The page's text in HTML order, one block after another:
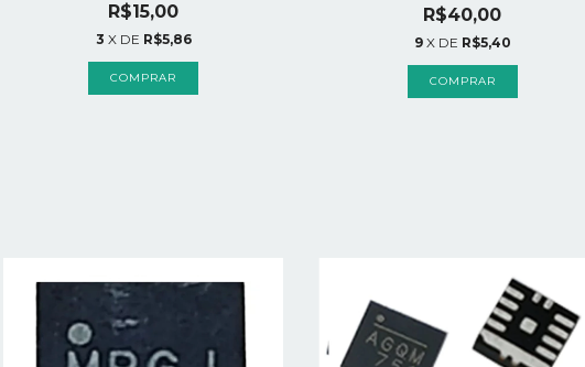
R$15,00
3 X DE R$5,86
R$40,00
9 X DE R$5,40